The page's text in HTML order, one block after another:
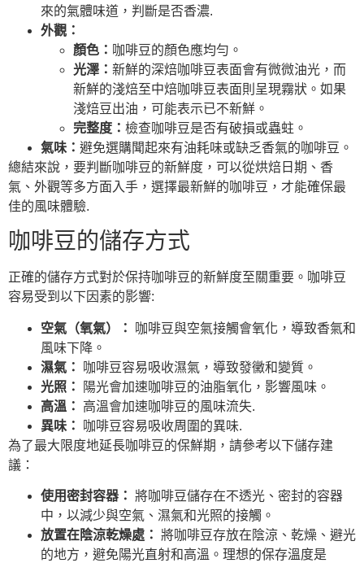
來的氣體味道，判斷是否香濃.
外觀：
顏色： 咖啡豆的顏色應均勻。
光澤： 新鮮的深焙咖啡豆表面會有微微油光，而
新鮮的淺焙至中焙咖啡豆表面則呈現霧狀。如果
淺焙豆出油，可能表示已不新鮮。
完整度： 檢查咖啡豆是否有破損或蟲蛀。
氣味： 避免選購聞起來有油耗味或缺乏香氣的咖啡豆。
總結來說，要判斷咖啡豆的新鮮度，可以從烘焙日期、香
氣、外觀等多方面入手，選擇最新鮮的咖啡豆，才能確保最
佳的風味體驗.
咖啡豆的儲存方式
正確的儲存方式對於保持咖啡豆的新鮮度至關重要。咖啡豆
容易受到以下因素的影響:
空氣（氧氣）：
咖啡豆與空氣接觸會氧化，導致香氣和
風味下降。
濕氣：
咖啡豆容易吸收濕氣，導致發黴和變質。
光照：
陽光會加速咖啡豆的油脂氧化，影響風味。
高溫：
高溫會加速咖啡豆的風味流失.
異味：
咖啡豆容易吸收周圍的異味.
為了最大限度地延長咖啡豆的保鮮期，請參考以下儲存建
議：
使用密封容器： 將咖啡豆儲存在不透光、密封的容器
中，以減少與空氣、濕氣和光照的接觸。
放置在陰涼乾燥處： 將咖啡豆存放在陰涼、乾燥、避光
的地方，避免陽光直射和高溫。理想的保存溫度是